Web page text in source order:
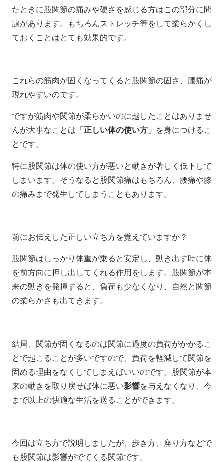
たときに股関節の痛みや硬さを感じる方はこの部分に問
題があります。もちろんストレッチ等をして柔らかくし
ておくことはとても効果的です。
これらの筋肉が固くなってくると股関節の固さ、腰痛が
現れやすいのです。
ですが筋肉や関節が柔らかいのに越したことはありませ
んが大事なことは「 正しい体の使い方」
を身につけるこ
とです。
特に股関節は体の使い方が悪いと動きが著しく低下して
しまいます。そうなると股関節痛はもちろん、腰痛や膝
の痛みまで発生してしまうこともあります。
前にお伝えした正しい立ち方を覚えていますか？
股関節はしっかり体重が乗ると安定し、動き出す時に体
を前方向に押し出してくれる作用をします。股関節が本
来の動きを発揮すると、負荷も少なくなり、自然と関節
の柔らかさも出てきます。
結局、関節が固くなるのは関節に過度の負荷がかかるこ
とで起こることが多いですので、負荷を軽減して関節を
固める理由をなくしてしまえばいいのです。股関節が本
来の動きを取り戻せば体に悪い影響を与えなくなり、今
まで以上の快適な生活を送ることができます。
今回は立ち方で説明しましたが、歩き方、座り方などで
も股関節は影響がでてくる関節です。